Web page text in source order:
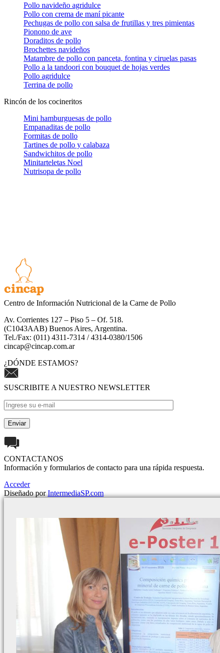
Pollo navideño agridulce
Pollo con crema de maní picante
Pechugas de pollo con salsa de frutillas y tres pimientas
Pionono de ave
Doraditos de pollo
Brochettes navideños
Matambre de pollo con panceta, fontina y ciruelas pasas
Pollo a la tandoori con bouquet de hojas verdes
Pollo agridulce
Terrina de pollo
Rincón de los cocineritos
Mini hamburguesas de pollo
Empanaditas de pollo
Formitas de pollo
Tartines de pollo y calabaza
Sandwichitos de pollo
Minitarteletas Noel
Nutrisopa de pollo
Centro de Información Nutricional de la Carne de Pollo
Av. Corrientes 127 – Piso 5 – Of. 518.
(C1043AAB) Buenos Aires, Argentina.
Tel./Fax: (011) 4311-7314 / 4314-0380/1506
cincap@cincap.com.ar
¿DÓNDE ESTAMOS?
SUSCRIBITE A NUESTRO NEWSLETTER
CONTACTANOS
Información y formularios de contacto para una rápida respuesta.
Acceder
Diseñado porIntermediaSP.com